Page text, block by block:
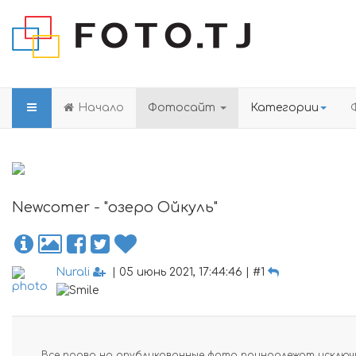
Начало Фотосайт Категории
Newcomer - "озеро Ойкуль"
Nurali | 05 июнь 2021, 17:44:46 | #1